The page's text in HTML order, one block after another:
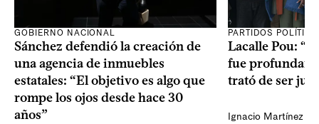
GOBIERNO NACIONAL
Sánchez defendió la creación de
una agencia de inmuebles
estatales: “El objetivo es algo que
rompe los ojos desde hace 30
años”
PARTIDOS
Lacalle Pou:
fue
trató de ser
Ignacio Martínez